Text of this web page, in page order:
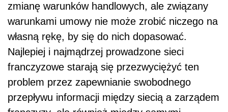
zmianę warunków handlowych, ale związany
warunkami umowy nie może zrobić niczego na
własną rękę, by się do nich dopasować.
Najlepiej i najmądrzej prowadzone sieci
franczyzowe starają się przezwyciężyć ten
problem przez zapewnianie swobodnego
przepływu informacji między siecią a zarządem